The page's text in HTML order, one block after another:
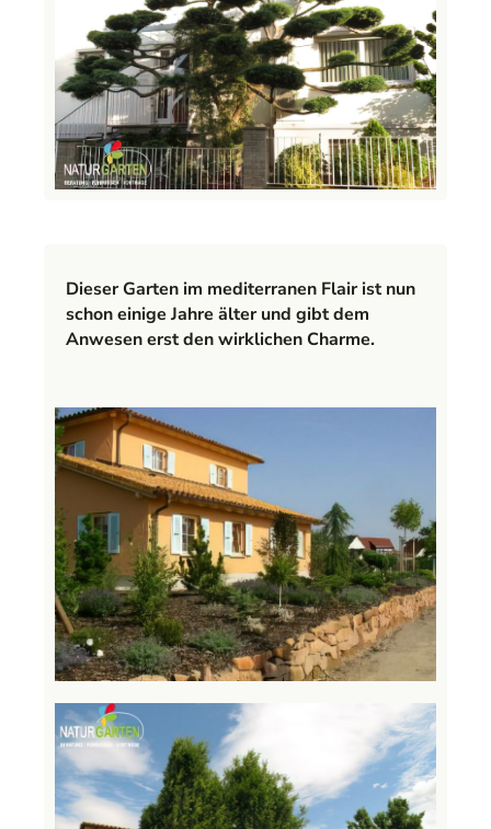
Dieser Garten im mediterranen Flair ist nun
schon einige Jahre älter und gibt dem
Anwesen erst den wirklichen Charme.